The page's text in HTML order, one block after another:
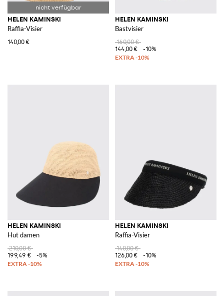
HELEN KAMINSKI
Raffia-Visier
140,00 €
HELEN KAMINSKI
Bastvisier
160,00 €
144,00 €
-10%
HELEN KAMINSKI
Hut damen
210,00 €
199,49 €
-5%
HELEN KAMINSKI
Raffia-Visier
140,00 €
126,00 €
-10%